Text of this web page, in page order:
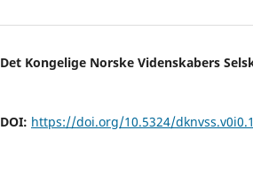
Det Kongelige Norske Videnskabers
DOI: https://doi.org/10.5324/